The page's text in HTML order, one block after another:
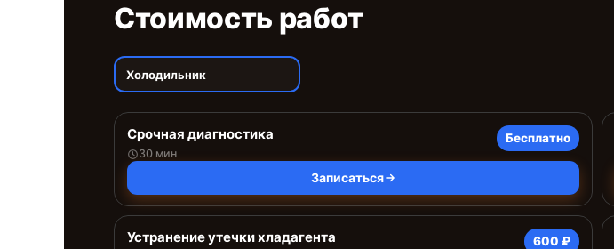
Стоимость работ
Холодильник
Срочная диагностика
30 мин
Бесплатно
Записаться
Устранение утечки хладагента 600 ₽